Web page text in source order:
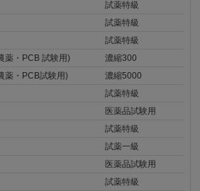
試薬特級
試薬特級
試薬特級
薬・PCB 試験用)
濃縮300
薬・PCB試験用)
濃縮5000
試薬特級
医薬品試験用
試薬特級
試薬一級
医薬品試験用
試薬特級